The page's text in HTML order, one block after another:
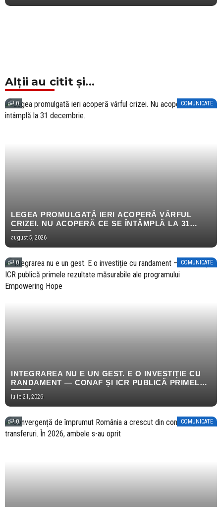
Alții au citit și...
0 COMUNICATE
LEGEA PROMULGATĂ IERI ACOPERĂ VÂRFUL
CRIZEI. NU ACOPERĂ CE SE ÎNTÂMPLĂ LA 31
DECEMBRIE.
august 5, 2026
0 COMUNICATE
INTEGRAREA NU E UN GEST. E O INVESTIȚIE CU
RANDAMENT — CONAF ȘI ICR PUBLICĂ PRIMELE
REZULTATE MĂSURABILE ALE PROGRAMULUI
EMPOWERING HOPE
iulie 21, 2026
0 COMUNICATE